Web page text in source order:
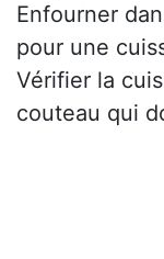
Enfourner
pour une
Vérifier la
couteau qui